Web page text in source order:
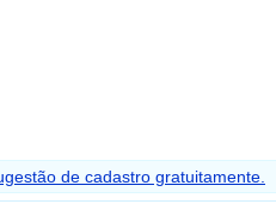
de cadastro gratuitamente.